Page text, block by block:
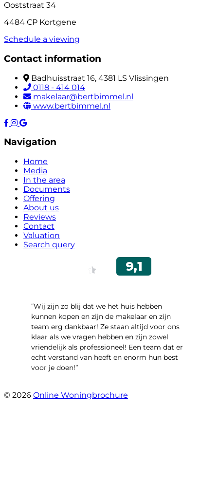
Ooststraat 34
4484 CP Kortgene
Schedule a viewing
Contact information
Badhuisstraat 16, 4381 LS Vlissingen
0118 - 414 014
makelaar@bertbimmel.nl
www.bertbimmel.nl
Navigation
Home
Media
In the area
Documents
Offering
About us
Reviews
Contact
Valuation
Search query
“Wij zijn zo blij dat we het huis hebben
kunnen kopen en zijn de makelaar en zijn
team erg dankbaar! Ze staan altijd voor ons
klaar als we vragen hebben en zijn zowel
vriendelijk als professioneel! Een team dat er
echt verstand van heeft en enorm hun best
voor je doen!”
© 2026 Online Woningbrochure